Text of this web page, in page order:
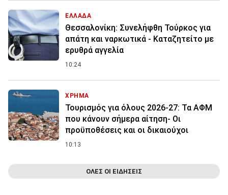
ΕΛΛΑΔΑ
Θεσσαλονίκη: Συνελήφθη Τούρκος για
απάτη και ναρκωτικά - Καταζητείτο με
ερυθρά αγγελία
10:24
ΧΡΗΜΑ
Τουρισμός για όλους 2026-27: Τα ΑΦΜ
που κάνουν σήμερα αίτηση- Οι
προϋποθέσεις και οι δικαιούχοι
10:13
ΟΛΕΣ ΟΙ ΕΙΔΗΣΕΙΣ